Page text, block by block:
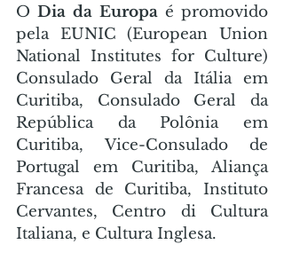
O Dia da Europa é promovido
pela EUNIC (European Union
National Institutes for Culture)
Consulado Geral da Itália em
Curitiba, Consulado Geral da
República da Polônia em
Curitiba, Vice-Consulado de
Portugal em Curitiba, Aliança
Francesa de Curitiba, Instituto
Cervantes, Centro di Cultura
Italiana, e Cultura Inglesa.